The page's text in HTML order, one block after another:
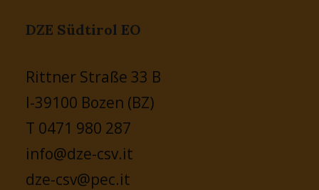
DZE Südtirol EO
Rittner Straße 33 B
I-39100 Bozen (BZ)
T 0471 980 287
info@dze-csv.it
dze-csv@pec.it